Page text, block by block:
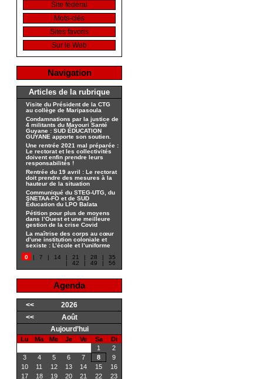
Site fédéral
Mots-clés
Sites favoris
Sur le Web
Navigation
Articles de la rubrique
Visite du Président de la CTG
au collège de Maripasoula
Condamnations par la justice de
4 militants du Mayouri Santé
Guyane : SUD ÉDUCATION
GUYANE apporte son soutien.
Une rentrée 2021 mal préparée :
Le rectorat et les collectivités
doivent enfin prendre leurs
responsabilités !
Rentrée du 19 avril : Le rectorat
doit prendre des mesures à la
hauteur de la situation
Communiqué du STEG-UTG, du
SNETAA-FO et de SUD
Éducation du LPO Balata
Pétition pour plus de moyens
dans l’Ouest et une meilleure
gestion de la crise Covid
La maîtrise des corps au cœur
d’une institution coloniale et
sexiste : L’école et l’uniforme
0
| 7 | 14 | 21 | 28 |
35
|
42 | 49 | 56
Agenda
<<
2026
<<
Août
Aujourd’hui
Lu Ma Me Je Ve Sa
Di
1
2
3
4 5 6 7 8
9
10
11 12 13 14 15
16
17
18 19 20 21 22 23